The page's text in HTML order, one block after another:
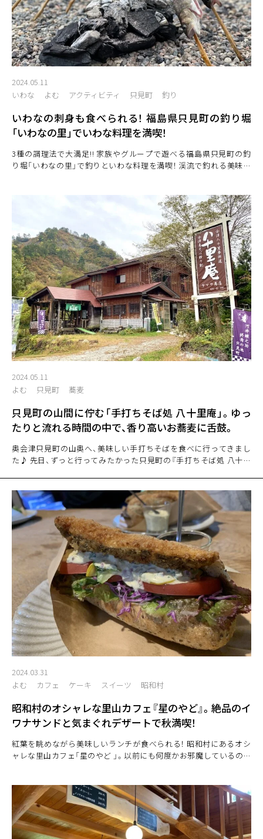
2024.05.11
いわな
よむ アクティビティ 只見町 釣り
いわなの刺身も食べられる！ 福島県只見町の釣り堀
「いわなの里」でいわな料理を満喫！
3種の調理法で大満足!! 家族やグループで遊べる福島県只見町の釣
り堀「いわなの里」で釣りといわな料理を満喫！ 渓流で釣れる美味し
2024.05.11
よむ
只見町 蕎麦
只見町の山間に佇む「手打ちそば処 八十里庵」。ゆっ
たりと流れる時間の中で、香り高いお蕎麦に舌鼓。
奥会津只見町の山奥へ、美味しい手打ちそばを食べに行ってきまし
た♪ 先日、ずっと行ってみたかった只見町の『手打ちそば処 八十里
2024.03.31
よむ
カフェ ケーキ スイーツ 昭和村
昭和村のオシャレな里山カフェ『星のやど』。絶品のイ
ワナサンドと気まぐれデザートで秋満喫！
紅葉を眺めながら美味しいランチが食べられる！ 昭和村にあるオシ
ャレな里山カフェ「星のやど 」。以前にも何度かお邪魔しているので